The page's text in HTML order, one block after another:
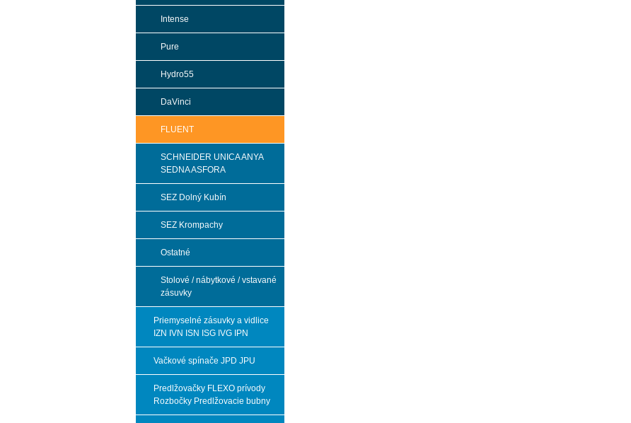
Intense
Pure
Hydro55
DaVinci
FLUENT
SCHNEIDER UNICA ANYA
SEDNA ASFORA
SEZ Dolný Kubín
SEZ Krompachy
Ostatné
Stolové / nábytkové / vstavané
zásuvky
Priemyselné zásuvky a vidlice
IZN IVN ISN ISG IVG IPN
Vačkové spínače JPD JPU
Predlžovačky FLEXO prívody
Rozbočky Predlžovacie bubny